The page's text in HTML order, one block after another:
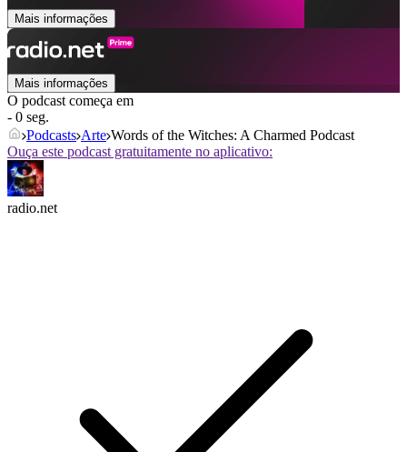
Mais informações
Mais informações
O podcast começa em
- 0 seg.
Podcasts Arte Words of the Witches: A Charmed Podcast
Ouça este podcast gratuitamente no aplicativo:
radio.net